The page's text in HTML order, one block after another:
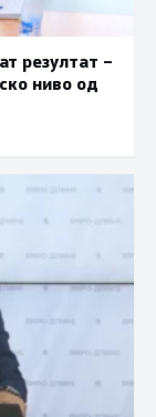
резултат –
ниво од